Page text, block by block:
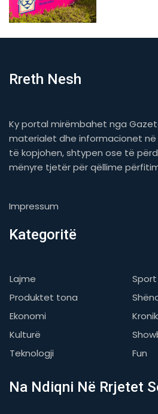
Rreth Nesh
Ky portal mirëmbahet nga
materialet dhe informacionet
të kopjohen, shtypen ose të
mënyre tjetër për qëllime
Impressum
Kategoritë
Lajme
Sport
Produktet tona
Ekonomi
Kulturë
Teknologji
Fun
Na Ndiqni Në Rrjetet